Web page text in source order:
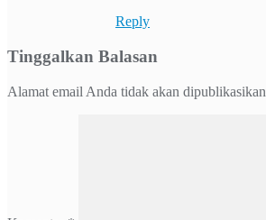
Reply
Tinggalkan Balasan
Alamat email Anda tidak akan